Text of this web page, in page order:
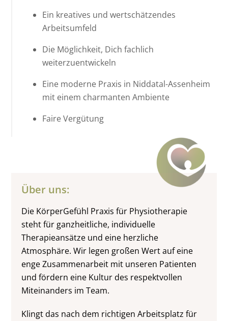
Ein kreatives und wertschätzendes
Arbeitsumfeld
Die Möglichkeit, Dich fachlich
weiterzuentwickeln
Eine moderne Praxis in Niddatal-Assenheim
mit einem charmanten Ambiente
Faire Vergütung
Über uns:
Die KörperGefühl Praxis für Physiotherapie
steht für ganzheitliche, individuelle
Therapieansätze und eine herzliche
Atmosphäre. Wir legen großen Wert auf eine
enge Zusammenarbeit mit unseren Patienten
und fördern eine Kultur des respektvollen
Miteinanders im Team.
Klingt das nach dem richtigen Arbeitsplatz für